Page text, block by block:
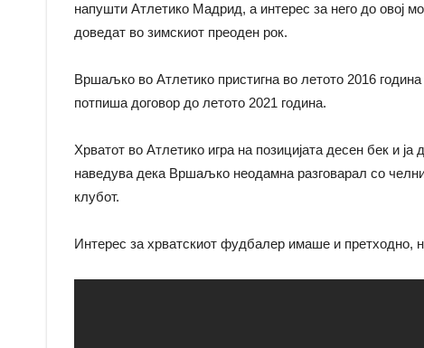
напушти Атлетико Мадрид, а интерес за него до овој
доведат во зимскиот преоден рок.
Вршаљко во Атлетико пристигна во летото 2016
потпиша договор до летото 2021 година.
Хрватот во Атлетико игра на позицијата десен бек и
наведува дека Вршаљко неодамна разговарал со
клубот.
Интерес за хрватскиот фудбалер имаше и претходно,